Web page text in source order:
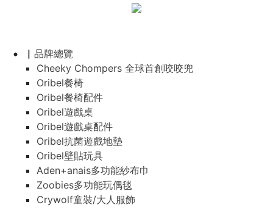
▏品牌總覽
Cheeky Chompers 全球首創咬咬兜
Oribel餐椅
Oribel餐椅配件
Oribel遊戲桌
Oribel遊戲桌配件
Oribel抗菌遊戲地墊
Oribel壁貼玩具
Aden+anais多功能紗布巾
Zoobies多功能玩偶毯
Crywolf童裝/大人服飾